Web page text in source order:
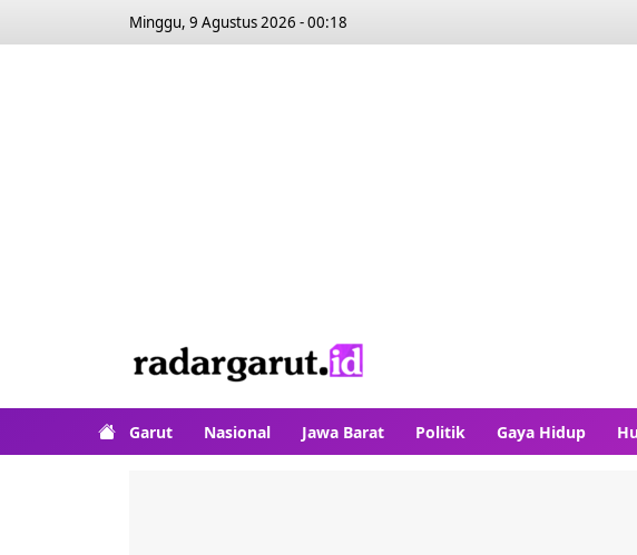
Minggu, 9 Agustus 2026 - 00:18
Garut Nasional Jawa Barat Politik Gaya Hidup